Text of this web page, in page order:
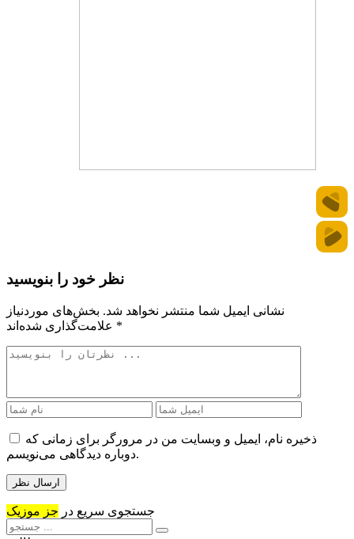
نظر خود را بنویسید
نشانی ایمیل شما منتشر نخواهد شد. بخش‌های موردنیاز
*
ذخیره نام، ایمیل و وبسایت من در مرورگر برای زمانی که
دوباره دیدگاهی می‌نویسم.
جستجوی سریع در جز موزیک